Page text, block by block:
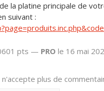
la platine principale de
suivant :
pts — PRO le 16 mai
plus de